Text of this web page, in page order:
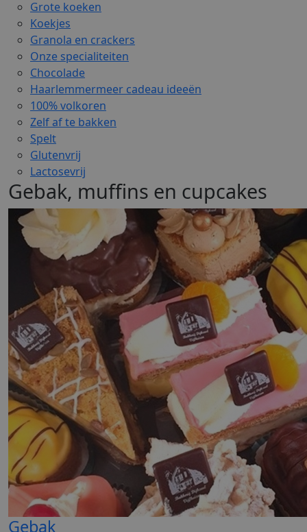
Grote koeken
Koekjes
Granola en crackers
Onze specialiteiten
Chocolade
Haarlemmermeer cadeau ideeën
100% volkoren
Zelf af te bakken
Spelt
Glutenvrij
Lactosevrij
Gebak, muffins en cupcakes
Gebak